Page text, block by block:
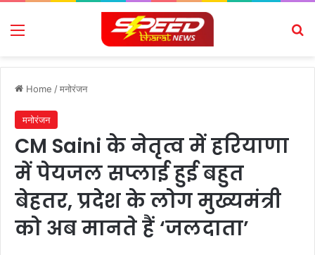
Menu
Home /मनोरंजन
मनोरंजन
CM Saini के नेतृत्व में हरियाणा
में पेयजल सप्लाई हुई बहुत
बेहतर, प्रदेश के लोग मुख्यमंत्री
को अब मानते हैं ‘जलदाता’